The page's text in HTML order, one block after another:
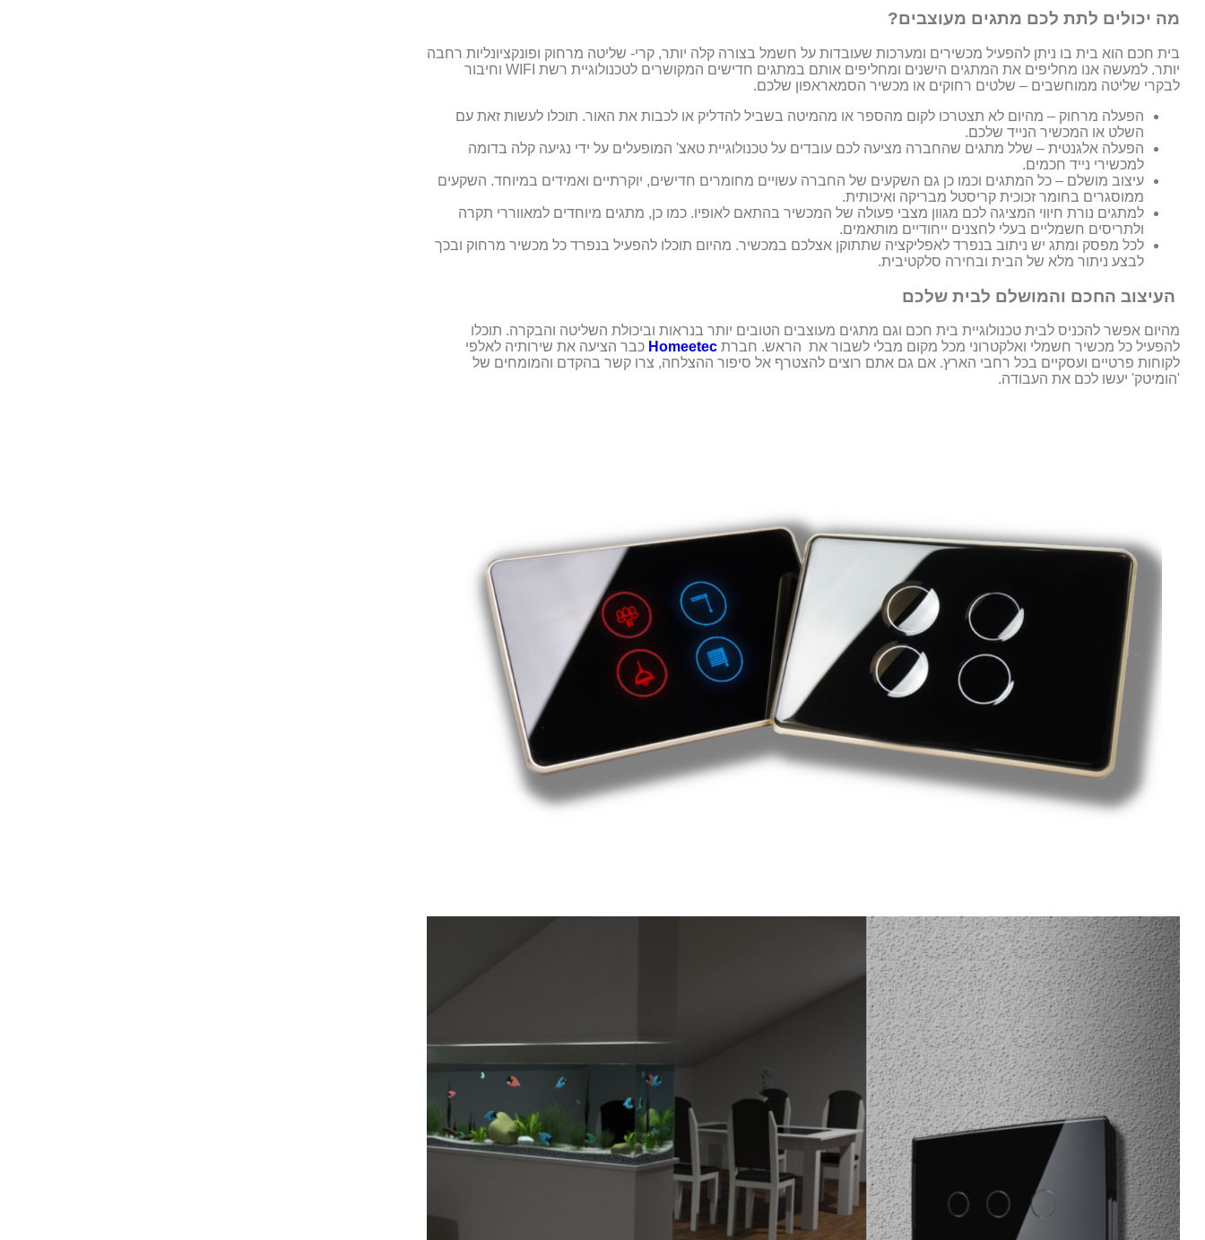
מה יכולים לתת לכם מתגים מעוצבים?
בית חכם הוא בית בו ניתן להפעיל מכשירים ומערכות שעובדות על חשמל בצורה קלה יותר, קרי- שליטה מרחוק ופונקציונליות רחבה
יותר. למעשה אנו מחליפים את המתגים הישנים ומחליפים אותם במתגים חדישים המקושרים לטכנולוגיית רשת WIFI וחיבור
לבקרי שליטה ממוחשבים – שלטים רחוקים או מכשיר הסמאראפון שלכם.
הפעלה מרחוק – מהיום לא תצטרכו לקום מהספר או מהמיטה בשביל להדליק או לכבות את האור. תוכלו לעשות זאת עם
השלט או המכשיר הנייד שלכם.
הפעלה אלגנטית – שלל מתגים שהחברה מציעה לכם עובדים על טכנולוגיית טאצ' המופעלים על ידי נגיעה קלה בדומה
למכשירי נייד חכמים.
עיצוב מושלם – כל המתגים וכמו כן גם השקעים של החברה עשויים מחומרים חדישים, יוקרתיים ואמידים במיוחד. השקעים
ממוסגרים בחומר זכוכית קריסטל מבריקה ואיכותית.
למתגים נורת חיווי המציגה לכם מגוון מצבי פעולה של המכשיר בהתאם לאופיו. כמו כן, מתגים מיוחדים למאווררי תקרה
ולתריסים חשמליים בעלי לחצנים ייחודיים מותאמים.
לכל מפסק ומתג יש ניתוב בנפרד לאפליקציה שתתוקן אצלכם במכשיר. מהיום תוכלו להפעיל בנפרד כל מכשיר מרחוק ובכך
לבצע ניתור מלא של הבית ובחירה סלקטיבית.
העיצוב החכם והמושלם לבית שלכם
מהיום אפשר להכניס לבית טכנולוגיית בית חכם וגם מתגים מעוצבים הטובים יותר בנראות וביכולת השליטה והבקרה. תוכלו
להפעיל כל מכשיר חשמלי ואלקטרוני מכל מקום מבלי לשבור את הראש. חברת Homeetec כבר הציעה את שירותיה לאלפי
לקוחות פרטיים ועסקיים בכל רחבי הארץ. אם גם אתם רוצים להצטרף אל סיפור ההצלחה, צרו קשר בהקדם והמומחים של
'הומיטק' יעשו לכם את העבודה.